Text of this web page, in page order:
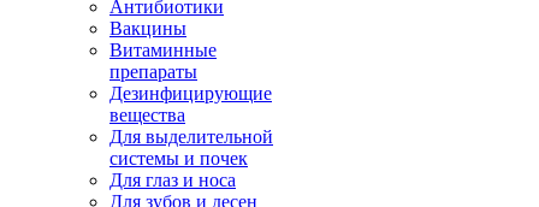
Антибиотики
Вакцины
Витаминные
препараты
Дезинфицирующие
вещества
Для выделительной
системы и почек
Для глаз и носа
Для зубов и десен